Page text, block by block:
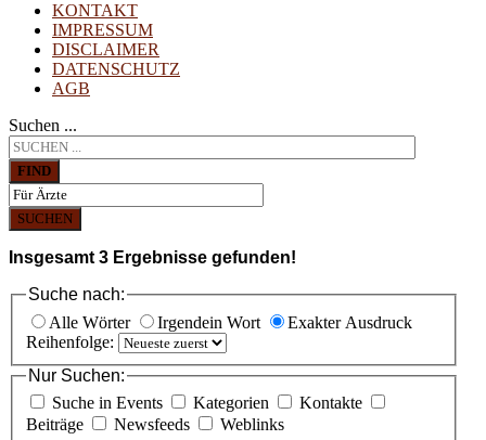
KONTAKT
IMPRESSUM
DISCLAIMER
DATENSCHUTZ
AGB
Suchen ...
FIND
SUCHEN
Insgesamt 3 Ergebnisse gefunden!
Suche nach:
Alle Wörter
Irgendein Wort
Exakter Ausdruck
Reihenfolge:
Nur Suchen:
Suche in Events
Kategorien
Kontakte
Beiträge
Newsfeeds
Weblinks